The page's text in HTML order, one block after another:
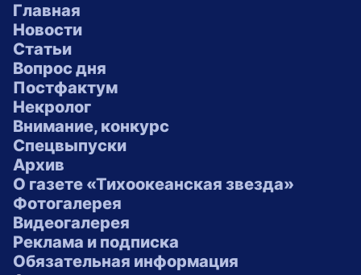
Главная
Новости
Статьи
Вопрос дня
Постфактум
Некролог
Внимание, конкурс
Спецвыпуски
Архив
О газете «Тихоокеанская звезда»
Фотогалерея
Видеогалерея
Реклама и подписка
Обязательная информация